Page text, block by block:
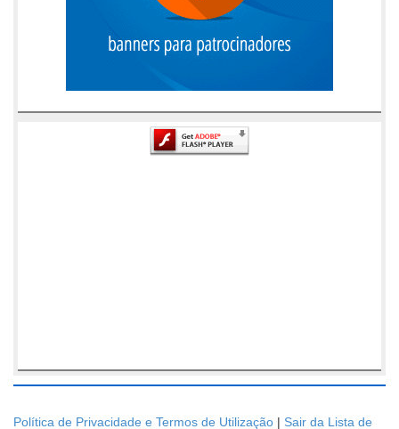
Política de Privacidade e Termos de Utilização | Sair da Lista de